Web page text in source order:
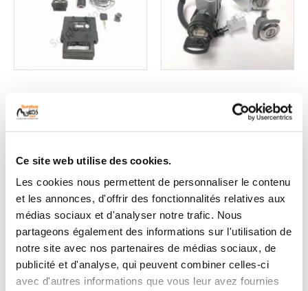
Ce site web utilise des cookies.
Les cookies nous permettent de personnaliser le contenu
et les annonces, d'offrir des fonctionnalités relatives aux
médias sociaux et d'analyser notre trafic. Nous
partageons également des informations sur l'utilisation de
notre site avec nos partenaires de médias sociaux, de
publicité et d'analyse, qui peuvent combiner celles-ci
avec d'autres informations que vous leur avez fournies
Serrure occasion
KAWASAKI ZX-6R 636
1 en stock
299,00 € TTC
Voir
Serrure occasion
HONDA NSC 50 R
99,90 € TTC
Voir